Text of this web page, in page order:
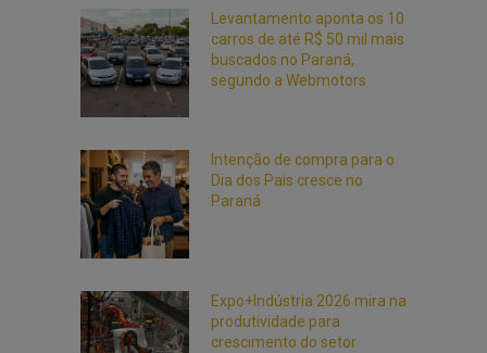
Levantamento aponta os 10
carros de até R$ 50 mil mais
buscados no Paraná,
segundo a Webmotors
Intenção de compra para o
Dia dos Pais cresce no
Paraná
Expo+Indústria 2026 mira na
produtividade para
crescimento do setor